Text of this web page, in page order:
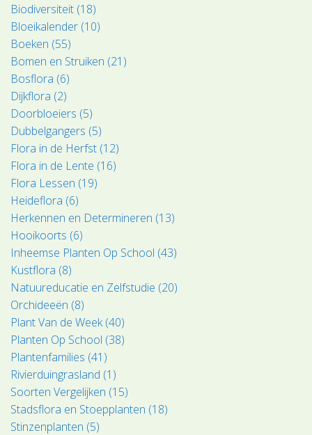
Biodiversiteit (18)
Bloeikalender (10)
Boeken (55)
Bomen en Struiken (21)
Bosflora (6)
Dijkflora (2)
Doorbloeiers (5)
Dubbelgangers (5)
Flora in de Herfst (12)
Flora in de Lente (16)
Flora Lessen (19)
Heideflora (6)
Herkennen en Determineren (13)
Hooikoorts (6)
Inheemse Planten Op School (43)
Kustflora (8)
Natuureducatie en Zelfstudie (20)
Orchideeën (8)
Plant Van de Week (40)
Planten Op School (38)
Plantenfamilies (41)
Rivierduingrasland (1)
Soorten Vergelijken (15)
Stadsflora en Stoepplanten (18)
Stinzenplanten (5)